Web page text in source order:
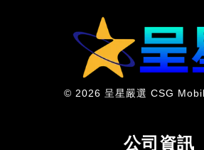
© 2026 呈星嚴選 CSG
公司資訊